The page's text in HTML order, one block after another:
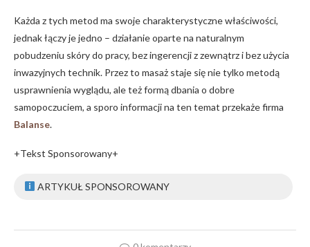
Każda z tych metod ma swoje charakterystyczne właściwości,
jednak łączy je jedno – działanie oparte na naturalnym
pobudzeniu skóry do pracy, bez ingerencji z zewnątrz i bez użycia
inwazyjnych technik. Przez to masaż staje się nie tylko metodą
usprawnienia wyglądu, ale też formą dbania o dobre
samopoczuciem, a sporo informacji na ten temat przekaże firma
Balanse.
+Tekst Sponsorowany+
ARTYKUŁ SPONSOROWANY